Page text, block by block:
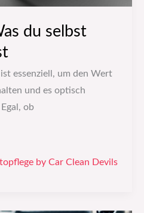
du selbst
essenziell, um den Wert
und es optisch
ob
by Car Clean Devils